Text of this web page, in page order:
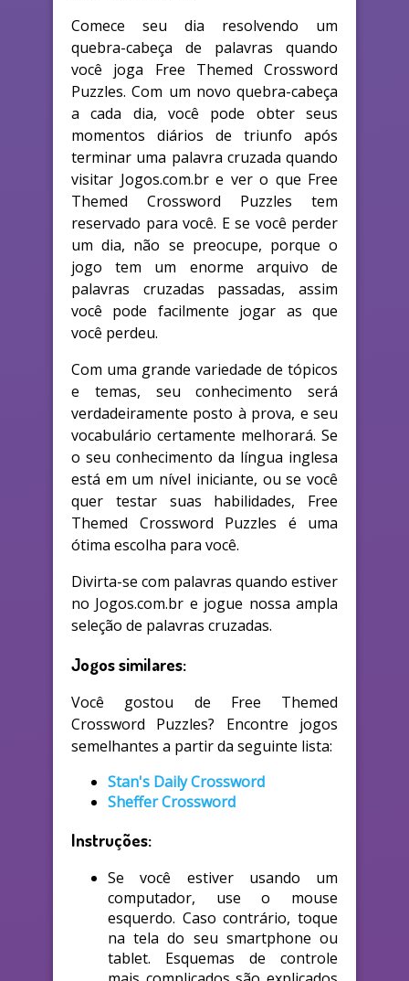
Comece seu dia resolvendo um
quebra-cabeça de palavras quando
você joga Free Themed Crossword
Puzzles. Com um novo quebra-cabeça
a cada dia, você pode obter seus
momentos diários de triunfo após
terminar uma palavra cruzada quando
visitar Jogos.com.br e ver o que Free
Themed Crossword Puzzles tem
reservado para você. E se você perder
um dia, não se preocupe, porque o
jogo tem um enorme arquivo de
palavras cruzadas passadas, assim
você pode facilmente jogar as que
você perdeu.
Com uma grande variedade de tópicos
e temas, seu conhecimento será
verdadeiramente posto à prova, e seu
vocabulário certamente melhorará. Se
o seu conhecimento da língua inglesa
está em um nível iniciante, ou se você
quer testar suas habilidades, Free
Themed Crossword Puzzles é uma
ótima escolha para você.
Divirta-se com palavras quando estiver
no Jogos.com.br e jogue nossa ampla
seleção de palavras cruzadas.
Jogos similares:
Você gostou de Free Themed
Crossword Puzzles? Encontre jogos
semelhantes a partir da seguinte lista:
Stan's Daily Crossword
Sheffer Crossword
Instruções:
Se você estiver usando um
computador, use o mouse
esquerdo. Caso contrário, toque
na tela do seu smartphone ou
tablet. Esquemas de controle